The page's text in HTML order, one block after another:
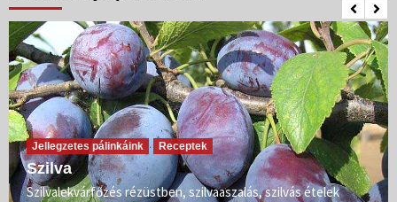
Jellegzetes pálinkáink Receptek
Szilva
Szilvalekvárfőzés rézüstben, szilvaaszalás, szilvás ételek